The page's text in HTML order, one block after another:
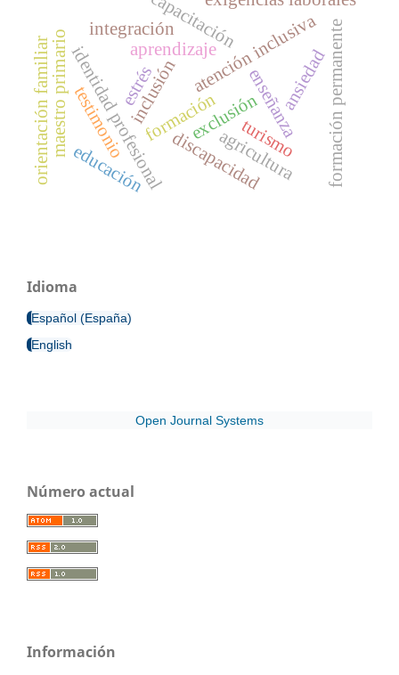
formación
atención inclusiva
identidad profesional enseñanza
aprendizaje
inclusión exclusión
discapacidad
capacitación
estrés ansiedadformación permanente
maestro primario
orientación familiar agricultura
turismo
educación
integración
testimonio
Idioma
Español (España)
English
Open Journal Systems
Número actual
Información